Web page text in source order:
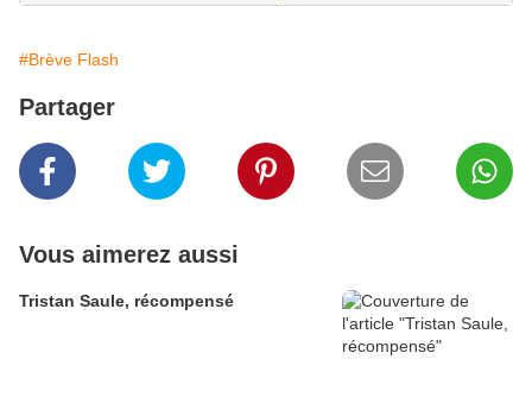
#Brève Flash
Partager
Vous aimerez aussi
Tristan Saule, récompensé